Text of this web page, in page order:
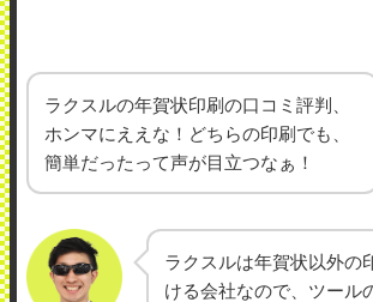
ラクスルの年賀状印刷の口コミ評判、
ホンマにええな！どちらの印刷でも、
簡単だったって声が目立つなぁ！
ラクスルは年賀状以外の
ける会社なので、ツール